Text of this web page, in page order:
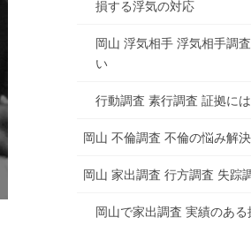
損する浮気の対応
岡山 浮気相手 浮気相手調
い
行動調査 素行調査 証拠に
岡山 不倫調査 不倫の悩み解決
岡山 家出調査 行方調査 失踪
岡山で家出調査 実績のあ